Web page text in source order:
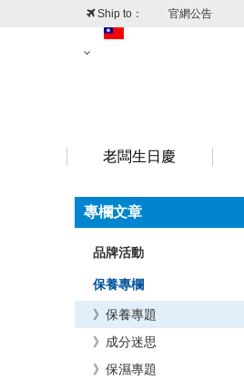
Ship to： 官網公告
老闆生日慶
專欄文章
品牌活動
》品牌情報
》折扣情報
保養專欄
》保養專題
》成分迷思
》保濕專題